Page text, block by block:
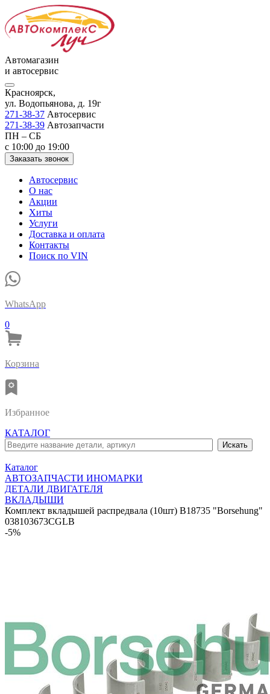
Автомагазин
и автосервис
Красноярск,
ул. Водопьянова, д. 19г
271-38-37 Автосервис
271-38-39 Автозапчасти
ПН – СБ
с 10:00 до 19:00
Заказать звонок
Автосервис
О нас
Акции
Хиты
Услуги
Доставка и оплата
Контакты
Поиск по VIN
WhatsApp
0
Корзина
Избранное
КАТАЛОГ
Каталог
АВТОЗАПЧАСТИ ИНОМАРКИ
ДЕТАЛИ ДВИГАТЕЛЯ
ВКЛАДЫШИ
Комплект вкладышей распредвала (10шт) B18735 "Borsehung"
038103673CGLB
-5%